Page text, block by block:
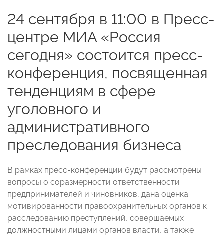
24 сентября в 11:00 в Пресс-
центре МИА «Россия
сегодня» состоится пресс-
конференция, посвященная
тенденциям в сфере
уголовного и
административного
преследования бизнеса
В рамках пресс-конференции будут рассмотрены
вопросы о соразмерности ответственности
предпринимателей и чиновников, дана оценка
мотивированности правоохранительных органов к
расследованию преступлений, совершаемых
должностными лицами органов власти, а также